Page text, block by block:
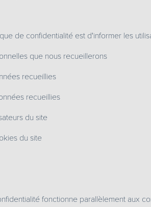
de confidentialité est d'informer les
que nous recueillerons
recueillies
recueillies
du site
du site
fonctionne parallèlement aux